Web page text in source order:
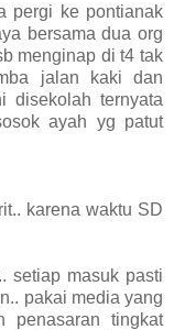
pergi ke pontianak
bersama dua org
menginap di t4 tak
jalan kaki dan
disekolah ternyata
ayah yg patut
karena waktu SD
setiap masuk pasti
pakai media yang
penasaran tingkat